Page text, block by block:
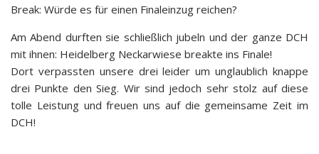
Break: Würde es für einen Finaleinzug reichen?
Am Abend durften sie schließlich jubeln und der ganze DCH
mit ihnen: Heidelberg Neckarwiese breakte ins Finale!
Dort verpassten unsere drei leider um unglaublich knappe
drei Punkte den Sieg. Wir sind jedoch sehr stolz auf diese
tolle Leistung und freuen uns auf die gemeinsame Zeit im
DCH!